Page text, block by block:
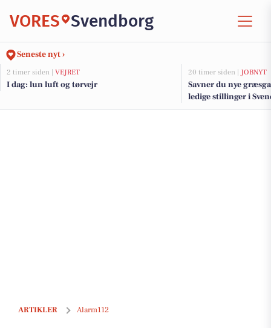
VORES Svendborg
Seneste nyt ›
2 timer siden | VEJRET
I dag: lun luft og tørvejr
20 timer siden | JOBNYT
Savner du nye
ledige stillinger i
ARTIKLER Alarm112
Beredskab Fyn: Brand i bygning